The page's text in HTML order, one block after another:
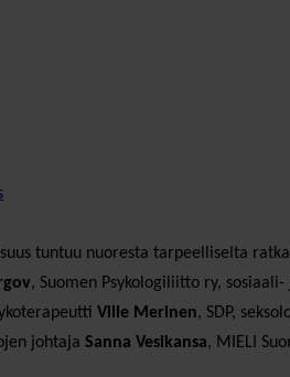
tuntuu nuoresta tarpeelliselta
, Suomen Psykologiliitto ry,
Ville Merinen, SDP,
johtaja Sanna Vesikansa, MIELI